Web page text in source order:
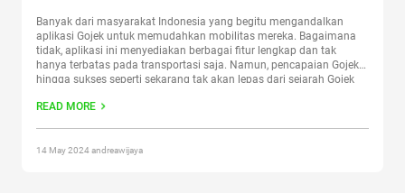
Banyak dari masyarakat Indonesia yang begitu mengandalkan
aplikasi Gojek untuk memudahkan mobilitas mereka. Bagaimana
tidak, aplikasi ini menyediakan berbagai fitur lengkap dan tak
hanya terbatas pada transportasi saja. Namun, pencapaian Gojek
hingga sukses seperti sekarang tak akan lepas dari sejarah Gojek
Gojek hingga dinobatkan
READ MORE
14 May 2024 andreawijaya